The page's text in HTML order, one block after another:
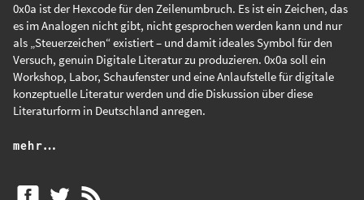
0x0a ist der Hexcode für den Zeilenumbruch. Es ist ein Zeichen, das
es im Analogen nicht gibt, nicht gesprochen werden kann und nur
als „Steuerzeichen“ existiert – und damit ideales Symbol für den
Versuch, genuin Digitale Literatur zu produzieren. 0x0a soll ein
Workshop, Labor, Schaufenster und eine Anlaufstelle für digitale
konzeptuelle Literatur werden und die Diskussion über diese
Literaturform in Deutschland anregen.
mehr…